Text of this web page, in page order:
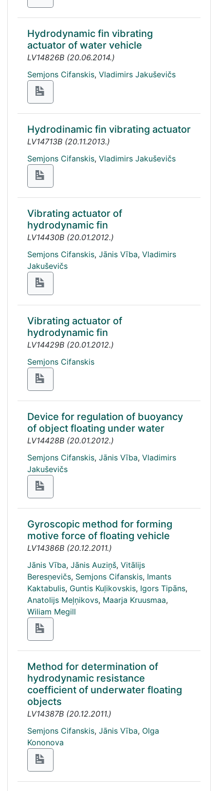
Hydrodynamic fin vibrating
actuator of water vehicle
LV14826B (20.06.2014.)
Semjons Cifanskis, Vladimirs Jakuševičs
Hydrodinamic fin vibrating actuator
LV14713B (20.11.2013.)
Semjons Cifanskis, Vladimirs Jakuševičs
Vibrating actuator of
hydrodynamic fin
LV14430B (20.01.2012.)
Semjons Cifanskis, Jānis Vība, Vladimirs
Jakuševičs
Vibrating actuator of
hydrodynamic fin
LV14429B (20.01.2012.)
Semjons Cifanskis
Device for regulation of buoyancy
of object floating under water
LV14428B (20.01.2012.)
Semjons Cifanskis, Jānis Vība, Vladimirs
Jakuševičs
Gyroscopic method for forming
motive force of floating vehicle
LV14386B (20.12.2011.)
Jānis Vība, Jānis Auziņš, Vitālijs
Beresņevičs, Semjons Cifanskis, Imants
Kaktabulis, Guntis Kuļikovskis, Igors Tipāns,
Anatolijs Meļņikovs, Maarja Kruusmaa,
Wiliam Megill
Method for determination of
hydrodynamic resistance
coefficient of underwater floating
objects
LV14387B (20.12.2011.)
Semjons Cifanskis, Jānis Vība, Olga
Kononova